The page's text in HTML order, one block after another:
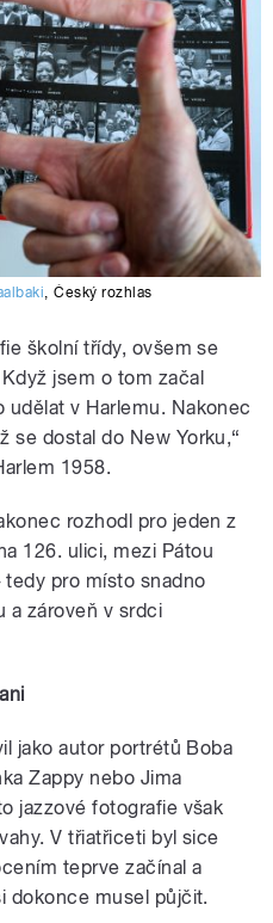
,Český rozhlas
školní třídy, ovšem se
jsem o tom začal
udělat v Harlemu. Nakonec
se dostal do New Yorku,“
1958.
rozhodl pro jeden z
126. ulici, mezi Pátou
tedy pro místo snadno
a zároveň v srdci
jako autor portrétů Boba
Zappy nebo Jima
jazzové fotografie však
V třiatřiceti byl sice
teprve začínal a
dokonce musel půjčit.